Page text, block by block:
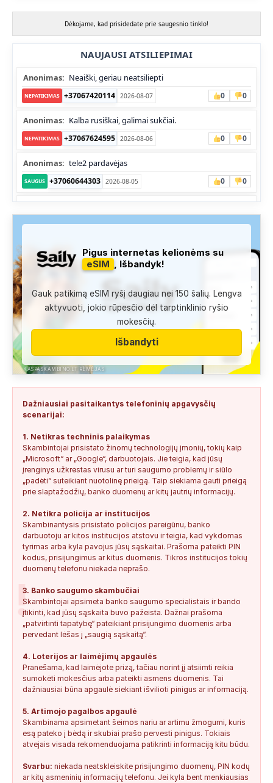
Dėkojame, kad prisidedate prie saugesnio tinklo!
NAUJAUSI ATSILIEPIMAI
Anonimas: Neaiški, geriau neatsiliepti
NEPATIKIMAS +37067420114 2026-08-07 0 0
Anonimas: Kalba rusiškai, galimai sukčiai.
NEPATIKIMAS +37067624595 2026-08-06 0 0
Anonimas: tele2 pardavėjas
SAUGUS +37060644303 2026-08-05 0 0
NEPATIKIMAS +37052041945 2026-08-05 0 0
Administracija: Užfiksuota, kad apie šį numerį buvo rašoma
daug teigiamų komentarų...
Anonimas:
Labai gera pagalbininke, konsultavausi ne karta
del teises mokslu
SAUGUS +37060763626 2026-08-04 2
Anonimas: Paskambino kažkokia [vardas paslėptas] ir siūlo
susipažint. Skamba kaip dirbtinio...
Jonas: Vivus.lt
Anonimas: Gauta SMS žinutė: " Moters neturi?
NEPATIKIMAS +37060388940 2026-08-02 0
Keista: Sukčių stacionaraus telefono numeris tiesiog Vilniaus
+37052041945 2026-08-01
KASPASKAMBINO.LT RĖMĖJAS
Pigus internetas kelionėms su
eSIM , Išbandyk!
Gauk patikimą eSIM ryšį daugiau nei 150 šalių. Lengva
aktyvuoti, jokio rūpesčio dėl tarptinklinio ryšio
mokesčių.
Išbandyti
!
Dažniausiai pasitaikantys telefoninių apgavysčių
scenarijai:
1. Netikras techninis palaikymas
Skambintojai prisistato žinomų technologijų įmonių, tokių kaip
„Microsoft“ ar „Google“, darbuotojais. Jie teigia, kad jūsų
įrenginys užkrėstas virusu ar turi saugumo problemų ir siūlo
„padėti“ suteikiant nuotolinę prieigą. Taip siekiama gauti prieigą
prie slaptažodžių, banko duomenų ar kitų jautrių informacijų.
2. Netikra policija ar institucijos
Skambinantysis prisistato policijos pareigūnu, banko
darbuotoju ar kitos institucijos atstovu ir teigia, kad vykdomas
tyrimas arba kyla pavojus jūsų sąskaitai. Prašoma pateikti PIN
kodus, prisijungimus ar kitus duomenis. Tikros institucijos tokių
duomenų telefonu niekada neprašo.
3. Banko saugumo skambučiai
Skambintojai apsimeta banko saugumo specialistais ir bando
įtikinti, kad jūsų sąskaita buvo pažeista. Dažnai prašoma
„patvirtinti tapatybę“ pateikiant prisijungimo duomenis arba
pervedant lėšas į „saugią sąskaitą“.
4. Loterijos ar laimėjimų apgaulės
Pranešama, kad laimėjote prizą, tačiau norint jį atsiimti reikia
sumokėti mokesčius arba pateikti asmens duomenis. Tai
dažniausiai būna apgaulė siekiant išvilioti pinigus ar informaciją.
5. Artimojo pagalbos apgaulė
Skambinama apsimetant šeimos nariu ar artimu žmogumi, kuris
esą pateko į bėdą ir skubiai prašo pervesti pinigus. Tokiais
atvejais visada rekomenduojama patikrinti informaciją kitu būdu.
Svarbu: niekada neatskleiskite prisijungimo duomenų, PIN kodų
ar kitų asmeninių informacijų telefonu. Jei kyla bent menkiausias